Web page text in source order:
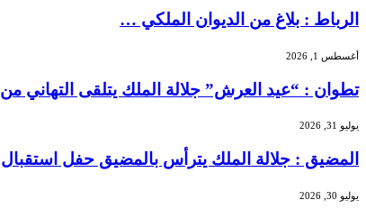
الرباط : بلاغ من الديوان الملكي …
أغسطس 1, 2026
تطوان : “عيد العرش” جلالة الملك يتلقى التهاني
يوليو 31, 2026
المضيق : جلالة الملك يترأس بالمضيق حفل
يوليو 30, 2026